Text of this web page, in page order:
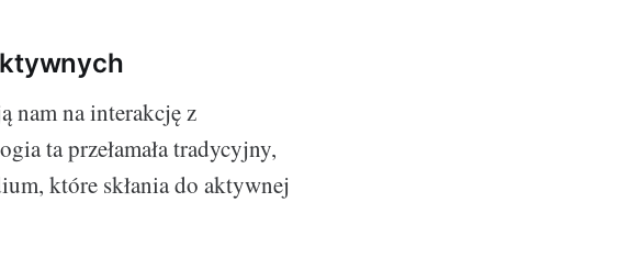
nam na interakcję z
ta przełamała tradycyjny,
które skłania do aktywnej